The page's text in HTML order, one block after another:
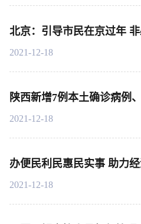
北京：引导市民在京过年
2021-12-18
陕西新增7例本土确诊病例
2021-12-18
办便民利民惠民实事 助力
2021-12-18